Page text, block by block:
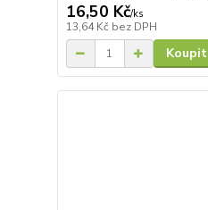
16,50 Kč/ks
13,64 Kč bez DPH
Koupit